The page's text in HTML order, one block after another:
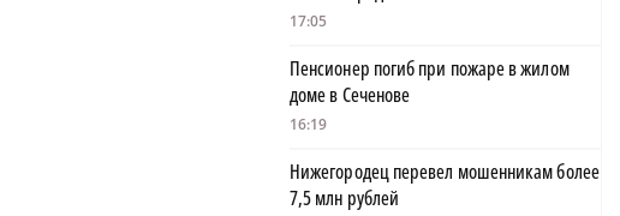
17:05
Пенсионер погиб при пожаре в жилом
доме в Сеченове
16:19
Нижегородец перевел мошенникам более
7,5 млн рублей